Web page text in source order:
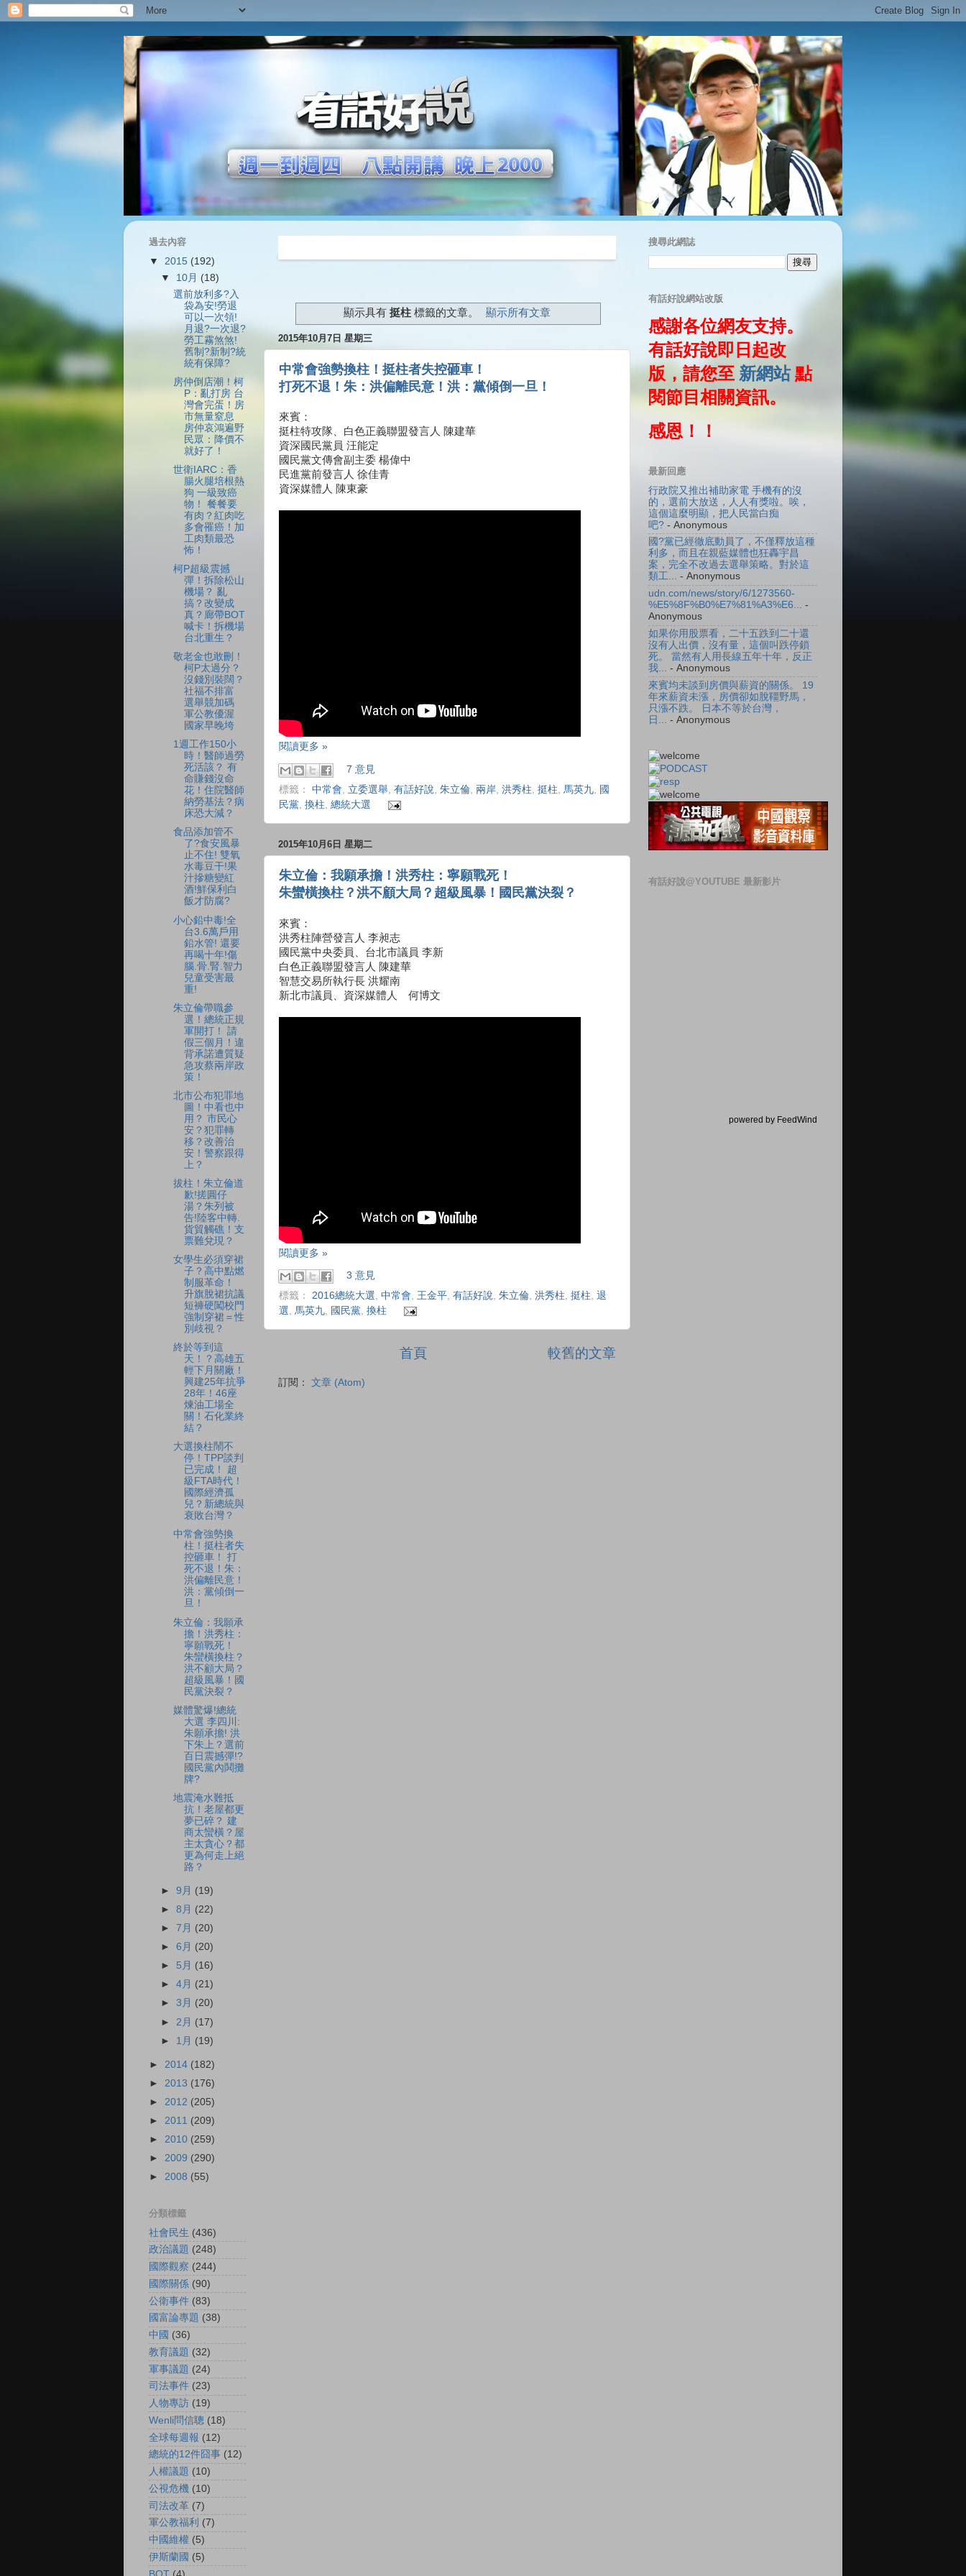
顯示具有挺柱 標籤的文章。 顯示所有文章
2015年10月7日 星期三
中常會強勢換柱！挺柱者失控砸車！
打死不退！朱：洪偏離民意！洪：黨傾倒一旦！
來賓：
挺柱特攻隊、白色正義聯盟發言人 陳建華
資深國民黨員 汪能定
國民黨文傳會副主委 楊偉中
民進黨前發言人 徐佳青
資深媒體人 陳東豪
閱讀更多 »
7 意見
標籤： 中常會 立委選舉 有話好說 朱立倫 兩岸 洪秀柱 挺柱 馬英九
國
民黨 換柱 總統大選
2015年10月6日 星期二
朱立倫：我願承擔！洪秀柱：寧願戰死！
朱蠻橫換柱？洪不顧大局？超級風暴！國民黨決裂？
來賓：
洪秀柱陣營發言人 李昶志
國民黨中央委員、台北市議員 李新
白色正義聯盟發言人 陳建華
智慧交易所執行長 洪耀南
新北市議員、資深媒體人 何博文
閱讀更多 »
3 意見
標籤： 2016總統大選, 中常會, 王金平, 有話好說, 朱立倫, 洪秀柱, 挺柱, 退
選, 馬英九, 國民黨, 換柱
較舊的文章
首頁
訂閱： 文章 (Atom)
過去內容
▼ 2015 (192)
▼ 10月 (18)
選前放利多?入
袋為安!勞退
可以一次領!
月退?一次退?
勞工霧煞煞!
舊制?新制?統
統有保障?
房仲倒店潮！柯
P：亂打房 台
灣會完蛋！房
市無量窒息
房仲哀鴻遍野
民眾：降價不
就好了！
世衛IARC：香
腸火腿培根熱
狗 一級致癌
物！ 餐餐要
有肉？紅肉吃
多會罹癌！加
工肉類最恐
怖！
柯P超級震撼
彈！拆除松山
機場？ 亂
搞？改變成
真？廊帶BOT
喊卡！拆機場
台北重生？
敬老金也敢刪！
柯P太過分？
沒錢別裝闊？
社福不排富
選舉競加碼
軍公教優渥
國家早晚垮
1週工作150小
時！醫師過勞
死活該？ 有
命賺錢沒命
花！住院醫師
納勞基法？病
床恐大減？
食品添加管不
了?食安風暴
止不住! 雙氧
水毒豆干!果
汁摻糖變紅
酒!鮮保利白
飯才防腐?
小心鉛中毒!全
台3.6萬戶用
鉛水管! 還要
再喝十年!傷
腦.骨.腎.智力
兒童受害最
重!
朱立倫帶職參
選！總統正規
軍開打！ 請
假三個月！違
背承諾遭質疑
急攻蔡兩岸政
策！
北市公布犯罪地
圖！中看也中
用？ 市民心
安？犯罪轉
移？改善治
安！警察跟得
上？
拔柱！朱立倫道
歉!搓圓仔
湯？朱列被
告!陸客中轉.
貨貿觸礁！支
票難兌現？
女學生必須穿裙
子？高中點燃
制服革命！
升旗脫裙抗議
短褲硬闖校門
強制穿裙＝性
別歧視？
終於等到這
天！？高雄五
輕下月關廠！
興建25年抗爭
28年！46座
煉油工場全
關！石化業終
結？
大選換柱鬧不
停！TPP談判
已完成！ 超
級FTA時代！
國際經濟孤
兒？新總統與
衰敗台灣？
中常會強勢換
柱！挺柱者失
控砸車！ 打
死不退！朱：
洪偏離民意！
洪：黨傾倒一
旦！
朱立倫：我願承
擔！洪秀柱：
寧願戰死！
朱蠻橫換柱？
洪不顧大局？
超級風暴！國
民黨決裂？
媒體驚爆!總統
大選 李四川:
朱願承擔! 洪
下朱上？選前
百日震撼彈!?
國民黨內鬨攤
牌?
地震淹水難抵
抗！老屋都更
夢已碎？ 建
商太蠻橫？屋
主太貪心？都
更為何走上絕
路？
►9月 (19)
►8月 (22)
►7月 (20)
►6月 (20)
► 5月 (16)
►4月 (21)
►3月 (20)
► 2月 (17)
► 1月 (19)
► 2014 (182)
► 2013 (176)
► 2012 (205)
► 2011 (209)
► 2010 (259)
► 2009 (290)
► 2008 (55)
分類標籤
社會民生 (436)
政治議題 (248)
國際觀察 (244)
國際關係 (90)
公衛事件 (83)
國富論專題 (38)
中國 (36)
教育議題 (32)
軍事議題 (24)
司法事件 (23)
人物專訪 (19)
Wenli問信聰 (18)
全球每週報 (12)
總統的12件囧事 (12)
人權議題 (10)
公視危機 (10)
司法改革 (7)
軍公教福利 (7)
中國維權 (5)
伊斯蘭國 (5)
BOT (4)
搜尋此網誌
有話好說網站改版
感謝各位網友支持。
有話好說即日起改
版，請您至 新網站點
閱節目相關資訊。
感恩！！
最新回應
行政院又推出補助家電 手機有的沒
的，選前大放送，人人有獎啦。唉，
這個這麼明顯，把人民當白痴
吧? - Anonymous
國?黨已經徹底動員了，不僅釋放這種
利多，而且在親藍媒體也狂轟宇昌
案，完全不改過去選舉策略。對於這
類工... - Anonymous
udn.com/news/story/6/1273560-
%E5%8F%B0%E7%81%A3%E6... -
Anonymous
如果你用股票看，二十五跌到二十還
沒有人出價，沒有量，這個叫跌停鎖
死。 當然有人用長線五年十年，反正
我...
- Anonymous
來賓均未談到房價與薪資的關係。 19
年來薪資未漲，房價卻如脫韁野馬，
只漲不跌。 日本不等於台灣，
日...
- Anonymous
有話好說@YOUTUBE 最新影片
powered by FeedWind